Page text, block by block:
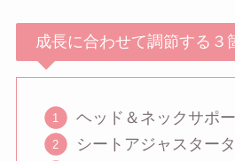
成長に合わせて調節する３
ヘッド＆ネックサポ
シートアジャスター